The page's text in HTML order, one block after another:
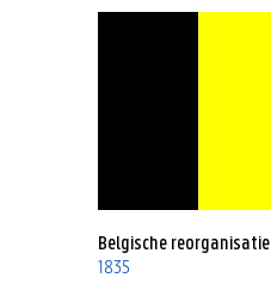
Belgische reorganisatie
1835